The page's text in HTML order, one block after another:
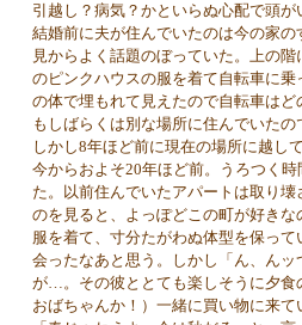
引越し？病気？かといらぬ心配で頭が
結婚前に夫が住んでいたのは今の家
見からよく話題のぼっていた。上の
のピンクハウスの服を着て自転車に
の体で埋もれて見えたので自転車は
もしばらくは別な場所に住んでいた
しかし8年ほど前に現在の場所に越し
今からおよそ20年ほど前。うろつく
た。以前住んでいたアパートは取り
のを見ると、よっぽどこの町が好き
服を着て、寸分たがわぬ体型を保っ
会ったなあと思う。しかし「ん、ん
が…。その彼ととても楽しそうに夕食
おばちゃんか！）一緒に買い物に来